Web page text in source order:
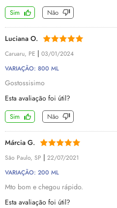
Sim Não
Luciana O.
Caruaru, PE | 03/01/2024
VARIAÇÃO: 800 ML
Gostossisimo
Esta avaliação foi útil?
Sim Não
Márcia G.
São Paulo, SP | 22/07/2021
VARIAÇÃO: 200 ML
Mto bom e chegou rápido.
Esta avaliação foi útil?